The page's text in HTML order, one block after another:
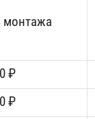
монтажа
₽
₽